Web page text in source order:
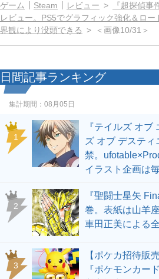
ゲーム
Steam レビュー
『超探偵事
レビュー。PS5でグラフィック強化＆ロ
界観により没頭できる
＜画像10/31＞
日間記事ランキング
集計期間： 08月05日
1
『テイルズ オ
ズ オブ デステ
禁。
イラスト企画は
2
『聖闘士星矢
巻。表紙は山羊
車田正美による
3
【ポケカ招待販
『ポケモンカー